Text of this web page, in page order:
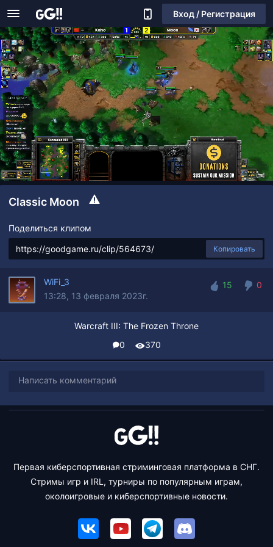
Вход / Регистрация
Classic Moon
Поделиться клипом
Копировать
WiFi_3
13:28, 13 февраля 2023г.
15
0
Warcraft III: The Frozen Throne
0
370
Написать комментарий
Первая киберспортивная стриминговая платформа в СНГ.
Стримы игр и IRL, турниры по популярным играм,
околоигровые и киберспортивные новости.